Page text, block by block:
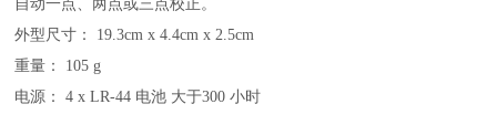
自动一点、两点或三点校正。
外型尺寸： 19.3cm x 4.4cm x 2.5cm
重量： 105 g
电源： 4 x LR-44 电池 大于300 小时